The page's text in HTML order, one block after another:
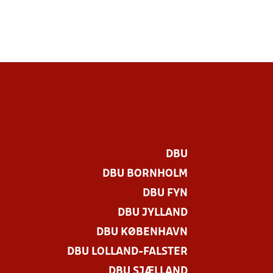
DBU
DBU BORNHOLM
DBU FYN
DBU JYLLAND
DBU KØBENHAVN
DBU LOLLAND-FALSTER